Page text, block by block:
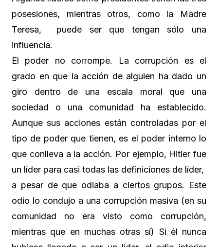
posesiones, mientras otros, como la Madre
Teresa, puede ser que tengan sólo una
influencia.
El poder no corrompe. La corrupción es el
grado en que la acción de alguien ha dado un
giro dentro de una escala moral que una
sociedad o una comunidad ha establecido.
Aunque sus acciones están controladas por el
tipo de poder que tienen, es el poder interno lo
que conlleva a la acción. Por ejemplo, Hitler fue
un líder para casi todas las definiciones de líder,
a pesar de que odiaba a ciertos grupos. Este
odio lo condujo a una corrupción masiva (en su
comunidad no era visto como corrupción,
mientras que en muchas otras sí) Si él nunca